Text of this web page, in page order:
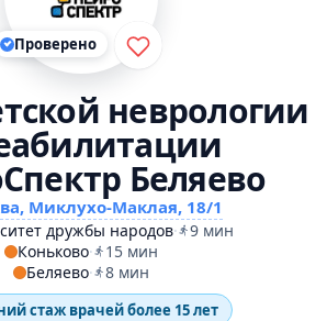
Проверено
неврологии
Беляево
Миклухо-Маклая, 18/1
дружбы народов·
9 мин
Коньково·
15 мин
Беляево· 8 мин
стаж врачей более 15 лет